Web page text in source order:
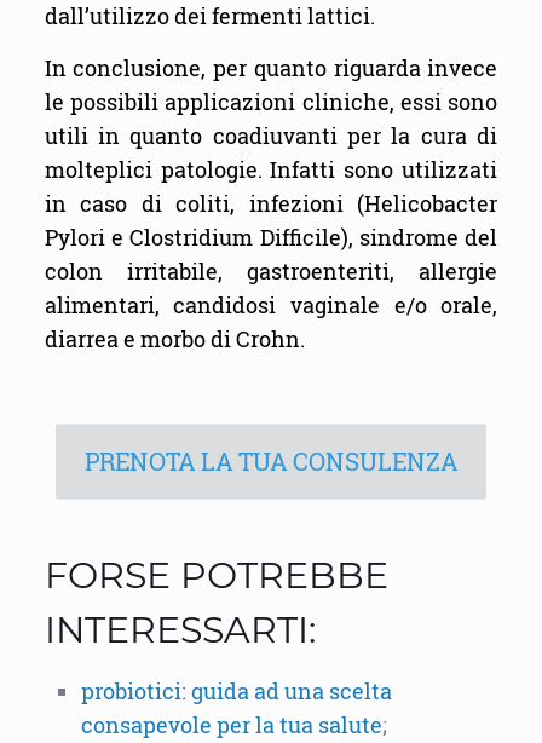
dall’utilizzo dei fermenti lattici.
In conclusione, per quanto riguarda invece
le possibili applicazioni cliniche, essi sono
utili in quanto coadiuvanti per la cura di
molteplici patologie. Infatti sono utilizzati
in caso di coliti, infezioni (Helicobacter
Pylori e Clostridium Difficile), sindrome del
colon irritabile, gastroenteriti, allergie
alimentari, candidosi vaginale e/o orale,
diarrea e morbo di Crohn.
PRENOTA LA TUA CONSULENZA
FORSE POTREBBE
INTERESSARTI:
probiotici: guida ad una scelta
consapevole per la tua salute;